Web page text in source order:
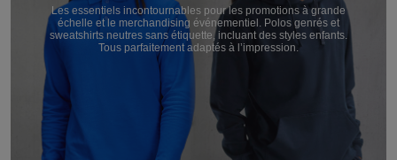
Les essentiels incontournables pour les promotions à grande
échelle et le merchandising événementiel. Polos genrés et
sweatshirts neutres sans étiquette, incluant des styles enfants.
Tous parfaitement adaptés à l’impression.